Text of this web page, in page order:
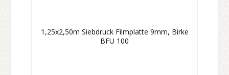
1,25x2,50m Siebdruck Filmplatte 9mm, Birke
BFU 100